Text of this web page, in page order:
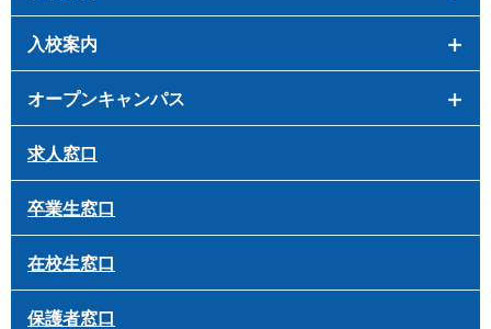
入校案内
オープンキャンパス
求人窓口
卒業生窓口
在校生窓口
保護者窓口